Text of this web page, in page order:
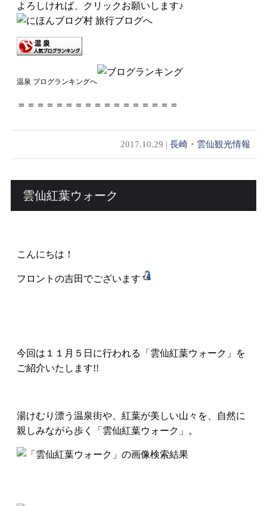
よろしければ、クリックお願いします♪
温泉 ブログランキングへ
＝＝＝＝＝＝＝＝＝＝＝＝＝＝＝＝＝
2017.10.29 |長崎・雲仙観光情報
雲仙紅葉ウォーク
こんにちは！
フロントの吉田でございます
今回は１１月５日に行われる「雲仙紅葉ウォーク」を
ご紹介いたします!!
湯けむり漂う温泉街や、紅葉が美しい山々を、自然に
親しみながら歩く「雲仙紅葉ウォーク」。